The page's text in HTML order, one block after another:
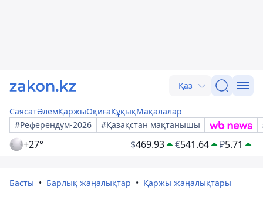
Қаз
СаясатӘлемҚаржыОқиғаҚұқықМақалалар
#Референдум-2026
#Қазақстан мақтанышы
+27° $469.93 €541.64 ₽5.71
Басты Барлық жаңалықтар Қаржы жаңалықтары